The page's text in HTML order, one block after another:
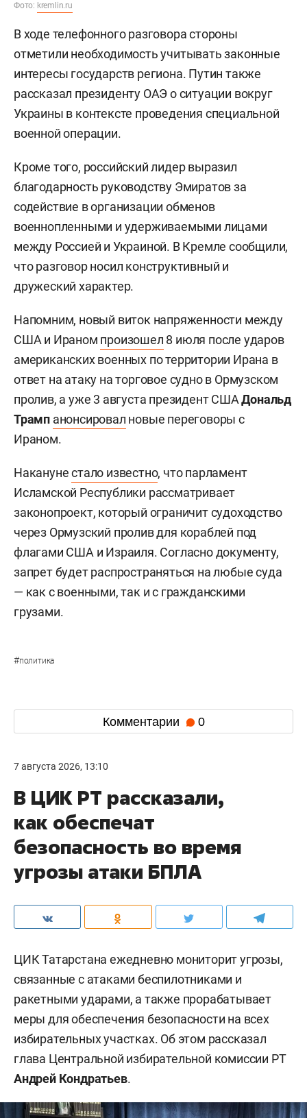
Фото: kremlin.ru
В ходе телефонного разговора стороны
отметили необходимость учитывать законные
интересы государств региона. Путин также
рассказал президенту ОАЭ о ситуации вокруг
Украины в контексте проведения специальной
военной операции.
Кроме того, российский лидер выразил
благодарность руководству Эмиратов за
содействие в организации обменов
военнопленными и удерживаемыми лицами
между Россией и Украиной. В Кремле сообщили,
что разговор носил конструктивный и
дружеский характер.
Напомним, новый виток напряженности между
США и Ираном произошел 8 июля после ударов
американских военных по территории Ирана в
ответ на атаку на торговое судно в Ормузском
пролив, а уже 3 августа президент СШАДональд
Трамп анонсировал новые переговоры с
Ираном.
Наканунестало известно, что парламент
Исламской Республики рассматривает
законопроект, который ограничит судоходство
через Ормузский пролив для кораблей под
флагами США и Израиля. Согласно документу,
запрет будет распространяться на любые суда
— как с военными, так и с гражданскими
грузами.
#политика
Комментарии 0
7 августа 2026, 13:10
В ЦИК РТ рассказали,
как обеспечат
безопасность во время
угрозы атаки БПЛА
ЦИК Татарстана ежедневно мониторит угрозы,
связанные с атаками беспилотниками и
ракетными ударами, а также прорабатывает
меры для обеспечения безопасности на всех
избирательных участках. Об этом рассказал
глава Центральной избирательной комиссии РТ
Андрей Кондратьев.